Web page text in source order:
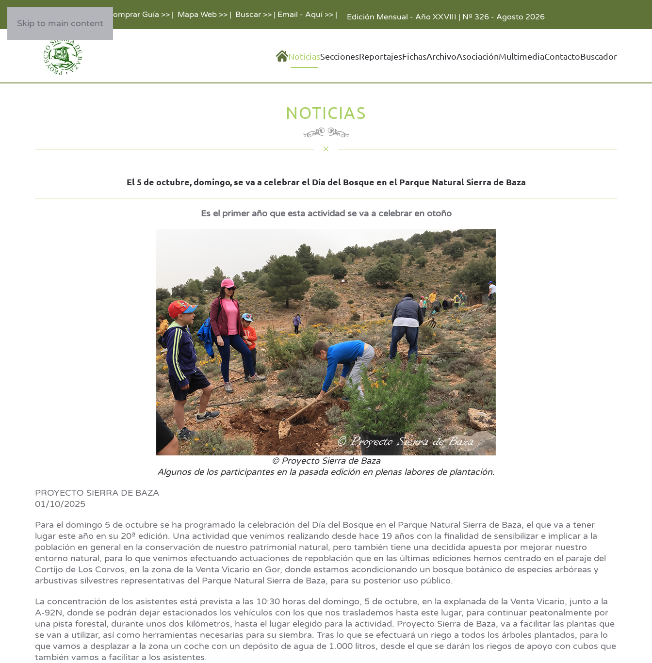
Skip to main content
Comprar Guía >>| Mapa Web >>| Buscar >>| Email - Aquí >>| Edición Mensual - Año XXVIII | Nº 326 - Agosto 2026
NoticiasSeccionesReportajesFichasArchivoAsociaciónMultimediaContactoBuscador
NOTICIAS
El 5 de octubre, domingo, se va a celebrar el Día del Bosque en el Parque Natural Sierra de Baza
Es el primer año que esta actividad se va a celebrar en otoño
© Proyecto Sierra de Baza
Algunos de los participantes en la pasada edición en plenas labores de plantación.
PROYECTO SIERRA DE BAZA
01/10/2025
Para el domingo 5 de octubre se ha programado la celebración del Día del Bosque en el Parque Natural Sierra de Baza, el que va a tener
lugar este año en su 20ª edición. Una actividad que venimos realizando desde hace 19 años con la finalidad de sensibilizar e implicar a la
población en general en la conservación de nuestro patrimonial natural, pero también tiene una decidida apuesta por mejorar nuestro
entorno natural, para lo que venimos efectuando actuaciones de repoblación que en las últimas ediciones hemos centrado en el paraje del
Cortijo de Los Corvos, en la zona de la Venta Vicario en Gor, donde estamos acondicionando un bosque botánico de especies arbóreas y
arbustivas silvestres representativas del Parque Natural Sierra de Baza, para su posterior uso público.
La concentración de los asistentes está prevista a las 10:30 horas del domingo, 5 de octubre, en la explanada de la Venta Vicario, junto a la
A-92N, donde se podrán dejar estacionados los vehículos con los que nos traslademos hasta este lugar, para continuar peatonalmente por
una pista forestal, durante unos dos kilómetros, hasta el lugar elegido para la actividad. Proyecto Sierra de Baza, va a facilitar las plantas que
se van a utilizar, así como herramientas necesarias para su siembra. Tras lo que se efectuará un riego a todos los árboles plantados, para lo
que vamos a desplazar a la zona un coche con un depósito de agua de 1.000 litros, desde el que se darán los riegos de apoyo con cubos que
también vamos a facilitar a los asistentes.